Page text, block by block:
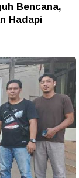
Bencana,
Hadapi